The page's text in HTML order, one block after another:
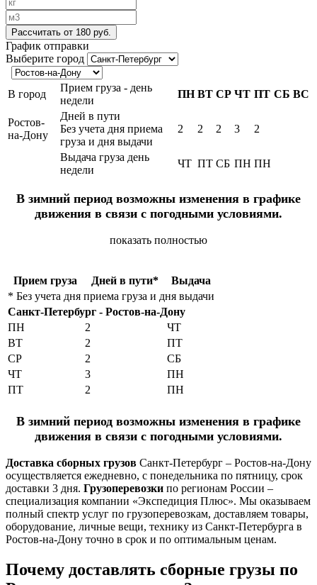
Рассчитать от 180 руб.
График отправки
Выберите город
В город
Прием груза - день
недели
ПН ВТ СР ЧТ ПТ СБ ВС
Ростов-
на-Дону
Дней в пути
Без учета дня приема
груза и дня выдачи
2 2 2 3 2
Выдача груза день
недели
ЧТ ПТ СБ ПН ПН
В зимний период возможны изменения в графике
движения в связи с погодными условиями.
показать полностью
Прием груза Дней в пути*
Выдача
* Без учета дня приема груза и дня выдачи
Санкт-Петербург - Ростов-на-Дону
ПН
2
ЧТ
ВТ
2
ПТ
СР
2
СБ
ЧТ
3
ПН
ПТ
2 ПН
В зимний период возможны изменения в графике
движения в связи с погодными условиями.
Доставка сборных грузов Санкт-Петербург – Ростов-на-Дону
осуществляется ежедневно, с понедельника по пятницу, срок
доставки 3 дня. Грузоперевозки по регионам России –
специализация компании «Экспедиция Плюс». Мы оказываем
полный спектр услуг по грузоперевозкам, доставляем товары,
оборудование, личные вещи, технику из Санкт-Петербурга в
Ростов-на-Дону точно в срок и по оптимальным ценам.
Почему доставлять сборные грузы по